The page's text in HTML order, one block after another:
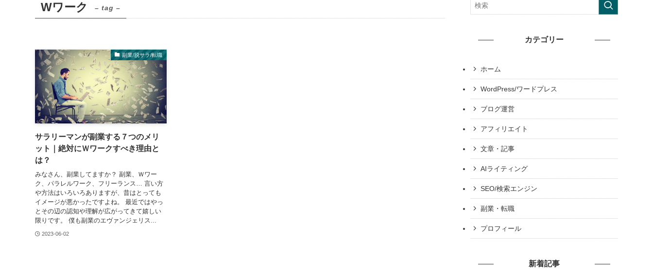
Wワーク – tag –
副業/脱サラ/転職
サラリーマンが副業する７つのメリ
ット｜絶対にＷワークすべき理由と
は？
みなさん、副業してますか？ 副業、Ｗワー
ク、パラレルワーク、フリーランス… 言い方
や方法はいろいろありますが、昔はとっても
イメージが悪かったですよね。 最近ではやっ
とその辺の認知や理解が広がってきて嬉しい
限りです。 僕も副業のエヴァンジェリス...
2023-06-02
カテゴリー
ホーム
WordPress/ワードプレス
ブログ運営
アフィリエイト
文章・記事
AIライティング
SEO/検索エンジン
副業・転職
プロフィール
新着記事